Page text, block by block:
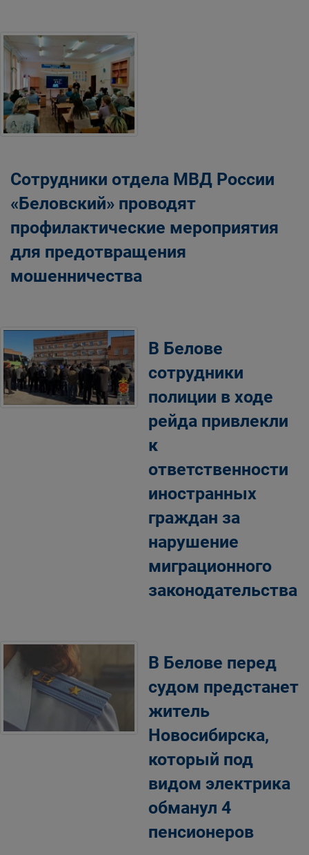
Сотрудники отдела МВД России
«Беловский» проводят
профилактические мероприятия
для предотвращения
мошенничества
В Белове
сотрудники
полиции в ходе
рейда привлекли
к
ответственности
иностранных
граждан за
нарушение
миграционного
законодательства
В Белове перед
судом предстанет
житель
Новосибирска,
который под
видом электрика
обманул 4
пенсионеров